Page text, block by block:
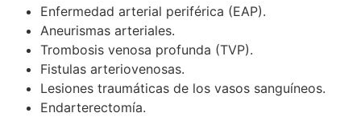
Enfermedad arterial periférica (EAP).
Aneurismas arteriales.
Trombosis venosa profunda (TVP).
Fistulas arteriovenosas.
Lesiones traumáticas de los vasos sanguíneos.
Endarterectomía.